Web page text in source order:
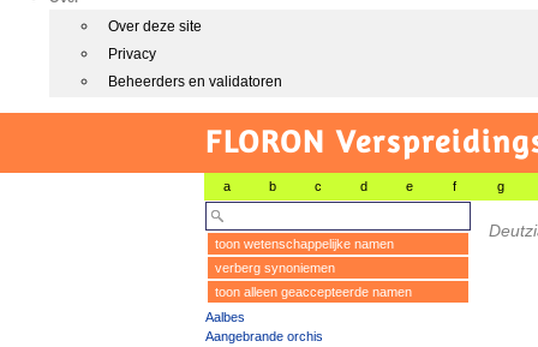
Over deze site
Privacy
Beheerders en validatoren
FLORON
a b c d e f g
toon wetenschappelijke namen
verberg synoniemen
toon alleen geaccepteerde namen
Aalbes
Aangebrande orchis